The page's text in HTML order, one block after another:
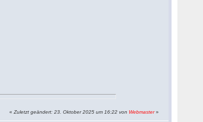
«Zuletzt geändert: 23. Oktober 2025 um 16:22 von Webmaster»